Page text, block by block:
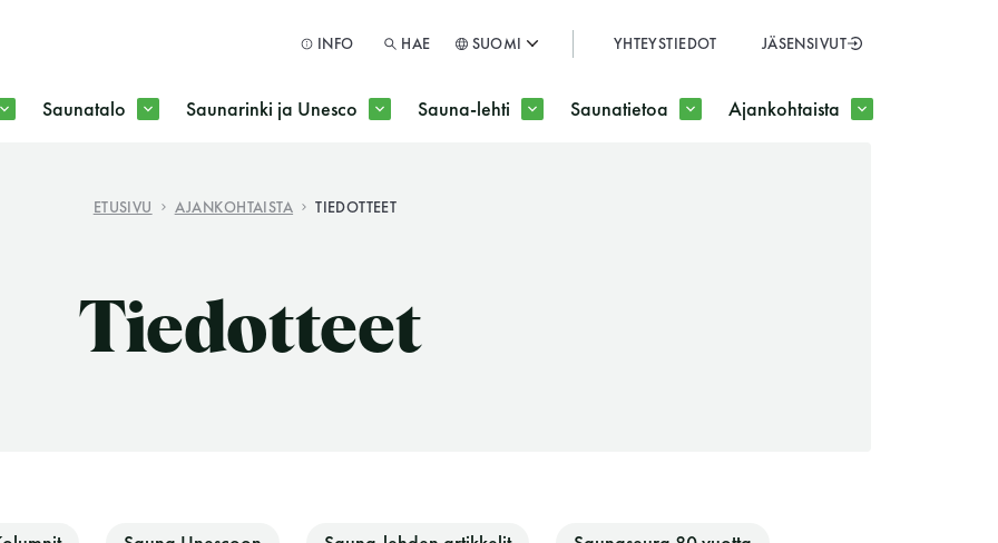
SULJE
INFO HAE SUOMI YHTEYSTIEDOT JÄSENSIVUT
Saunatalo Saunarinki ja Unesco Sauna-lehti Saunatietoa Ajankohtaista
ETUSIVU AJANKOHTAISTA TIEDOTTEET
Tiedotteet